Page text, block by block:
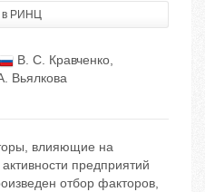
в РИНЦ
В. С. Кравченко,
Вьялкова
влияющие на
предприятий
отбор факторов,